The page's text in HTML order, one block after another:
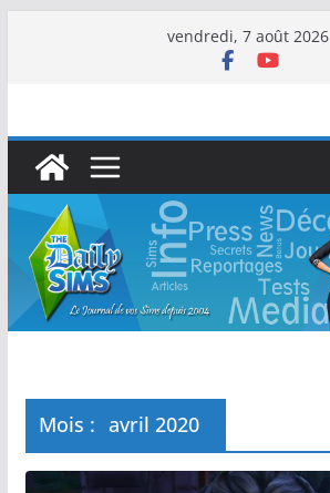
vendredi, 7 août 2026
Mois : avril 2020